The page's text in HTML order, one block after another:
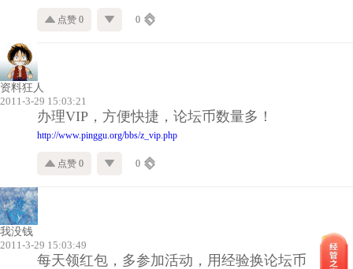
点赞 0 0
资料狂人
2011-3-29 15:03:21
办理VIP，方便快捷，论坛币数量多！
http://www.pinggu.org/bbs/z_vip.php
点赞 0 0
我没钱
2011-3-29 15:03:49
每天领红包，多参加活动，用经验换论坛币